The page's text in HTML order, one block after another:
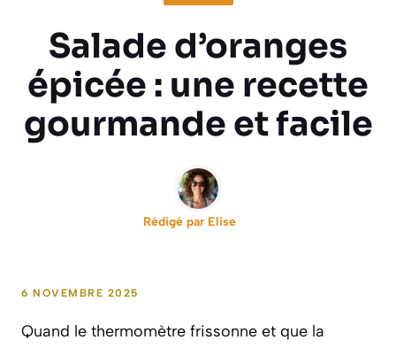
Salade d’oranges
épicée : une recette
gourmande et facile
Rédigé par Elise
6 NOVEMBRE 2025
Quand le thermomètre frissonne et que la